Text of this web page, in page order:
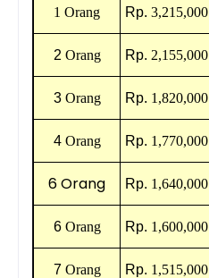
1 Orang Rp. 3,215,000
2 Orang Rp. 2,155,000
3 Orang Rp. 1,820,000
4 Orang Rp. 1,770,000
6 Orang Rp. 1,640,000
6 Orang Rp. 1,600,000
7 Orang Rp. 1,515,000